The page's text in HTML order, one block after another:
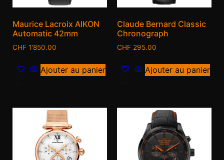
Maurice Lacroix AIKON
Automatic 42mm
CHF 1'850.00
Ajouter au panier
Claude Bernard Classic
Chronograph
CHF 295.00
Ajouter au panier